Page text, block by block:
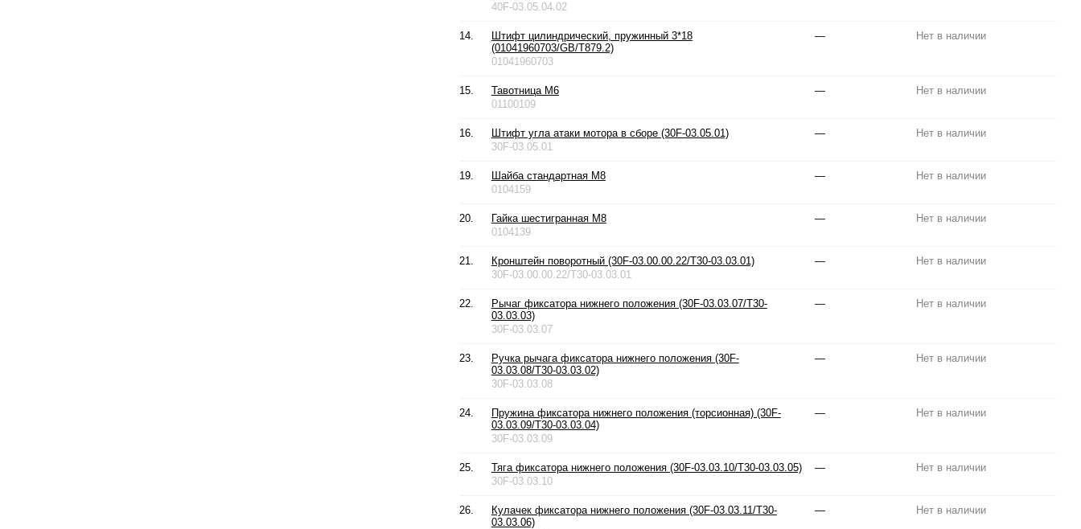
40F-03.05.04.02
14.
Штифт цилиндрический, пружинный 3*18
(01041960703/GB/T879.2)
01041960703
— Нет в наличии
15.
Тавотница М6
01100109
— Нет в наличии
16.
Штифт угла атаки мотора в сборе (30F-03.05.01)
30F-03.05.01
— Нет в наличии
19.
Шайба стандартная М8
0104159
— Нет в наличии
20.
Гайка шестигранная М8
0104139
— Нет в наличии
21.
Кронштейн поворотный (30F-03.00.00.22/T30-03.03.01)
30F-03.00.00.22/T30-03.03.01
— Нет в наличии
22.
Рычаг фиксатора нижнего положения (30F-03.03.07/T30-
03.03.03)
30F-03.03.07
— Нет в наличии
23.
Ручка рычага фиксатора нижнего положения (30F-
03.03.08/T30-03.03.02)
30F-03.03.08
— Нет в наличии
24.
Пружина фиксатора нижнего положения (торсионная) (30F-
03.03.09/T30-03.03.04)
30F-03.03.09
— Нет в наличии
25.
Тяга фиксатора нижнего положения (30F-03.03.10/T30-03.03.05)
30F-03.03.10
— Нет в наличии
26.
Кулачек фиксатора нижнего положения (30F-03.03.11/T30-
03.03.06)
— Нет в наличии